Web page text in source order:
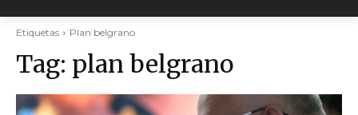
Etiquetas Plan belgrano
Tag: plan belgrano